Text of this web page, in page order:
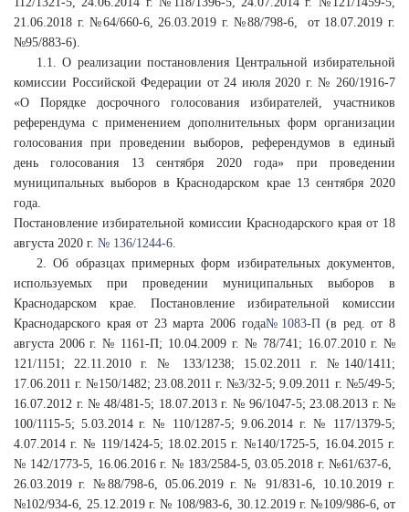
21.06.2018 г. №64/660-6, 26.03.2019 г. №88/798-6, от 18.07.2019 г.
№95/883-6).
1.1. О реализации постановления Центральной избирательной
комиссии Российской Федерации от 24 июля 2020 г. № 260/1916-7
«О Порядке досрочного голосования избирателей, участников
референдума с применением дополнительных форм организации
голосования при проведении выборов, референдумов в единый
день голосования 13 сентября 2020 года» при проведении
муниципальных выборов в Краснодарском крае 13 сентября 2020
года.
Постановление избирательной комиссии Краснодарского края от 18
августа 2020 г. № 136/1244-6.
2. Об образцах примерных форм избирательных документов,
используемых при проведении муниципальных выборов в
Краснодарском крае. Постановление избирательной комиссии
Краснодарского края от 23 марта 2006 года№ 1083-П(в ред. от 8
августа 2006 г. № 1161-П; 10.04.2009 г. № 78/741; 16.07.2010 г. №
121/1151; 22.11.2010 г. № 133/1238; 15.02.2011 г. №140/1411;
17.06.2011 г. №150/1482; 23.08.2011 г. №3/32-5; 9.09.2011 г. №5/49-5;
16.07.2012 г. № 48/481-5; 18.07.2013 г. № 96/1047-5; 23.08.2013 г. №
100/1115-5; 5.03.2014 г. № 110/1287-5; 9.06.2014 г. № 117/1379-5;
4.07.2014 г. № 119/1424-5; 18.02.2015 г. №140/1725-5, 16.04.2015 г.
№ 142/1773-5, 16.06.2016 г. № 183/2584-5, 03.05.2018 г. №61/637-6,
26.03.2019 г. №88/798-6, 05.06.2019 г. № 91/831-6, 10.10.2019 г.
№102/934-6, 25.12.2019 г. № 108/983-6, 30.12.2019 г. №109/986-6, от